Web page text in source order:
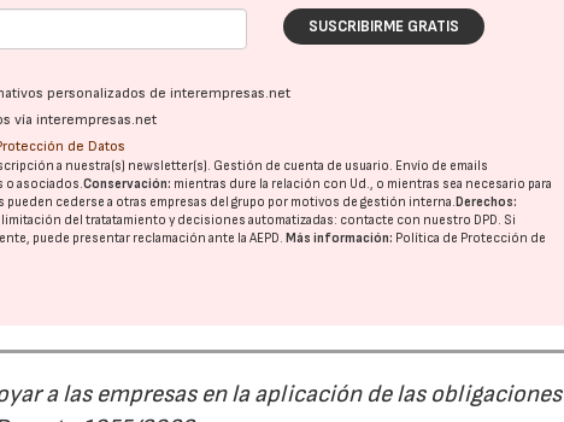
SUSCRIBIRME GRATIS
personalizados de interempresas.net
vía interempresas.net
de Datos
a nuestra(s) newsletter(s). Gestión de cuenta de usuario. Envío de emails
o asociados.Conservación: mientras dure la relación con Ud., o mientras sea necesario para
pueden cederse a otras empresas del grupo por motivos de gestión interna. Derechos:
del tratatamiento y decisiones automatizadas: contacte con nuestro DPD. Si
puede presentar reclamación ante laAEPD. Más información: Política de Protección de
a las empresas en la aplicación de las obligaciones